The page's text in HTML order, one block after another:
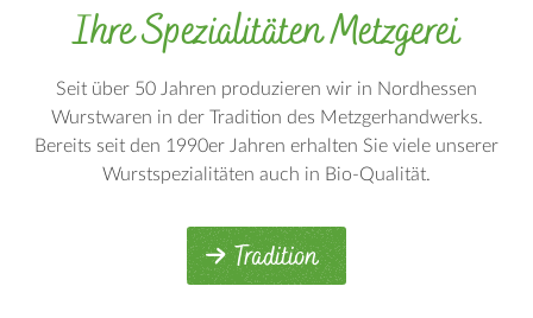
Ihre Spezialitäten Metzgerei
Seit über 50 Jahren produzieren wir in Nordhessen
Wurstwaren in der Tradition des Metzgerhandwerks.
Bereits seit den 1990er Jahren erhalten Sie viele unserer
Wurstspezialitäten auch in Bio-Qualität.
Tradition